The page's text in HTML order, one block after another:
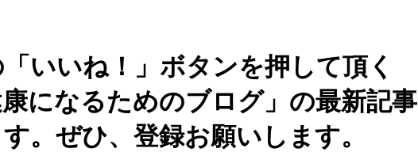
いいね！」ボタンを押して頂く
になるためのブログ」の最新記事
。ぜひ、登録お願いします。